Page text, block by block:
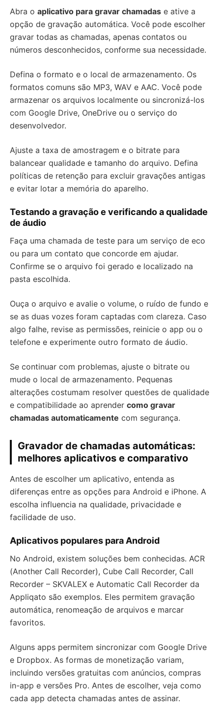
Abra o aplicativo para gravar chamadas e ative a
opção de gravação automática. Você pode escolher
gravar todas as chamadas, apenas contatos ou
números desconhecidos, conforme sua necessidade.
Defina o formato e o local de armazenamento. Os
formatos comuns são MP3, WAV e AAC. Você pode
armazenar os arquivos localmente ou sincronizá-los
com Google Drive, OneDrive ou o serviço do
desenvolvedor.
Ajuste a taxa de amostragem e o bitrate para
balancear qualidade e tamanho do arquivo. Defina
políticas de retenção para excluir gravações antigas
e evitar lotar a memória do aparelho.
Testando a gravação e verificando a qualidade
de áudio
Faça uma chamada de teste para um serviço de eco
ou para um contato que concorde em ajudar.
Confirme se o arquivo foi gerado e localizado na
pasta escolhida.
Ouça o arquivo e avalie o volume, o ruído de fundo e
se as duas vozes foram captadas com clareza. Caso
algo falhe, revise as permissões, reinicie o app ou o
telefone e experimente outro formato de áudio.
Se continuar com problemas, ajuste o bitrate ou
mude o local de armazenamento. Pequenas
alterações costumam resolver questões de qualidade
e compatibilidade ao aprender como gravar
chamadas automaticamente com segurança.
Gravador de chamadas automáticas:
melhores aplicativos e comparativo
Antes de escolher um aplicativo, entenda as
diferenças entre as opções para Android e iPhone. A
escolha influencia na qualidade, privacidade e
facilidade de uso.
Aplicativos populares para Android
No Android, existem soluções bem conhecidas. ACR
(Another Call Recorder), Cube Call Recorder, Call
Recorder – SKVALEX e Automatic Call Recorder da
Appliqato são exemplos. Eles permitem gravação
automática, renomeação de arquivos e marcar
favoritos.
Alguns apps permitem sincronizar com Google Drive
e Dropbox. As formas de monetização variam,
incluindo versões gratuitas com anúncios, compras
in-app e versões Pro. Antes de escolher, veja como
cada app detecta chamadas antes de assinar.